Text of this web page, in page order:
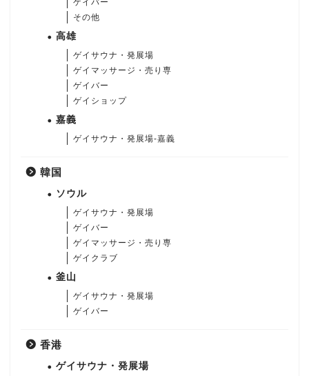
ゲイバー
その他
高雄
ゲイサウナ・発展場
ゲイマッサージ・売り専
ゲイバー
ゲイショップ
嘉義
ゲイサウナ・発展場-嘉義
韓国
ソウル
ゲイサウナ・発展場
ゲイバー
ゲイマッサージ・売り専
ゲイクラブ
釜山
ゲイサウナ・発展場
ゲイバー
香港
ゲイサウナ・発展場